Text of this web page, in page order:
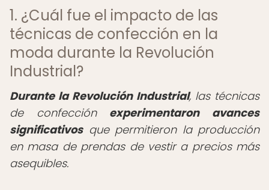
1. ¿Cuál fue el impacto de las
técnicas de confección en la
moda durante la Revolución
Industrial?
Durante la Revolución Industrial, las técnicas
de confección experimentaron avances
significativosque permitieron la producción
en masa de prendas de vestir a precios más
asequibles.